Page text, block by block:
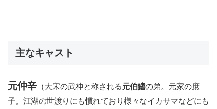
主なキャスト
元仲辛 （大宋の武神と称される元伯鰭の弟。元家の庶
子。江湖の世渡りにも慣れており様々なイカサマなどにも